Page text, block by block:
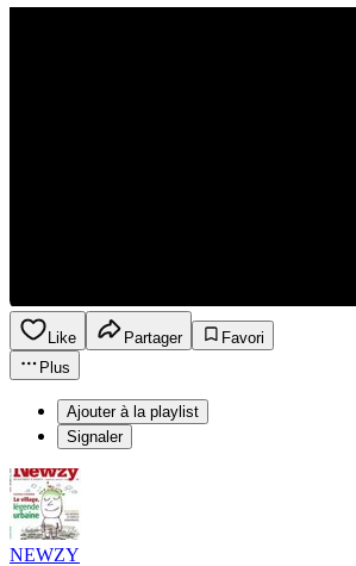
Like Partager
Favori
Plus
Ajouter à la playlist
Signaler
NEWZY